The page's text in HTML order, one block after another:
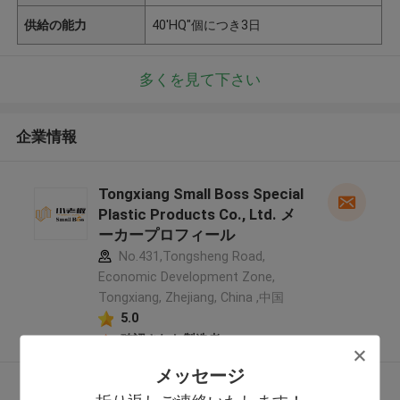
メッセージ
供給の能力 40'HQ"個につき3日
多くを見て下さい
企業情報
Tongxiang Small Boss Special
Plastic Products Co., Ltd. メ
ーカープロフィール
No.431,Tongsheng Road,
Economic Development Zone,
Tongxiang, Zhejiang, China ,中国
5.0
確認された製造者
多くを見て下さい